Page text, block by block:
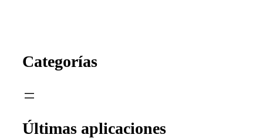
Categorías
Últimas aplicaciones